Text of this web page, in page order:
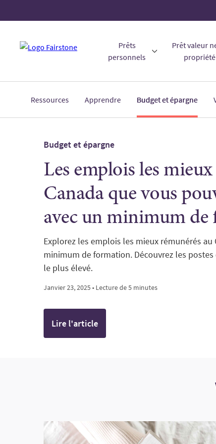
Prêts
personnels
Prêt valeur
propriété
Ressources Apprendre Budget et épargne
Budget et épargne
Les emplois les
Canada que vous
avec un minimum
Explorez les emplois les mieux rémunérés
minimum de formation. Découvrez les
le plus élevé.
Janvier 23, 2025 • Lecture de 5 minutes
Lire l'article